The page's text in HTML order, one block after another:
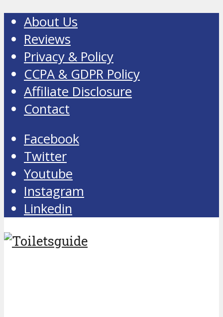
About Us
Reviews
Privacy & Policy
CCPA & GDPR Policy
Affiliate Disclosure
Contact
Facebook
Twitter
Youtube
Instagram
Linkedin